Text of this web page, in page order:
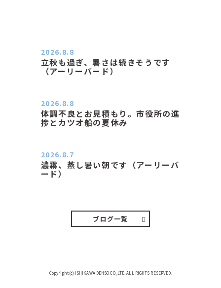
立秋も過ぎ、暑さは続きそうです
（アーリーバード）
2026.8.8
体調不良とお見積もり。市役所の進
捗とカツオ船の夏休み
2026.8.8
濃霧、蒸し暑い朝です（アーリーバ
ード）
2026.8.7
ブログ一覧
Copyright(c) ISHIKAWA DENSO CO.,LTD. ALL RIGHTS RESERVED.